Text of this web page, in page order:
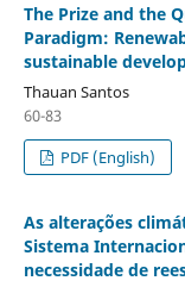
The Prize and the
Paradigm:
sustainable
Thauan Santos
60-83
PDF (English)
As alterações
Sistema
necessidade de